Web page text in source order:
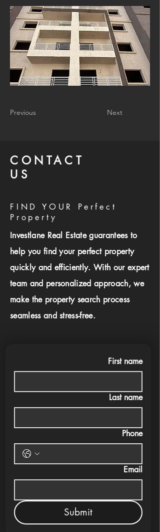
Previous Next
CONTACT
US
FIND YOUR Perfect
Property
Investlane Real Estate guarantees to
help you find your perfect property
quickly and efficiently. With our expert
team and personalized approach, we
make the property search process
seamless and stress-free.
First name
Last name
Phone
Email
Submit